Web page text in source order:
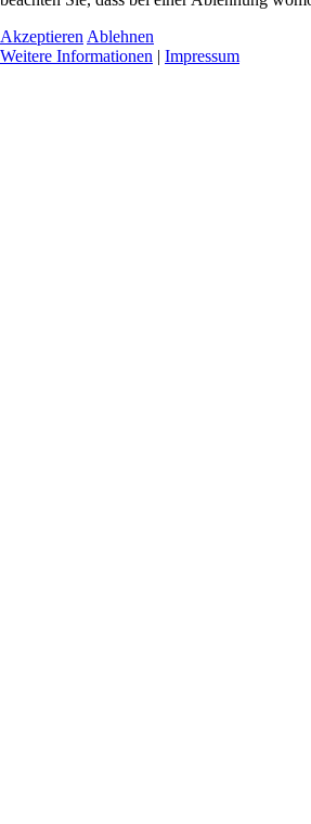
Akzeptieren Ablehnen
Weitere Informationen | Impressum